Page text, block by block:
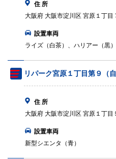
住 所
大阪府 大阪市淀川区 宮原１丁目
設置車両
ライズ（白茶）、ハリアー（黒
リパーク宮原１丁目第９（自
住 所
大阪府 大阪市淀川区 宮原１丁目
設置車両
新型シエンタ（青）